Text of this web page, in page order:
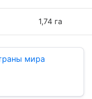
1,74 га
мира